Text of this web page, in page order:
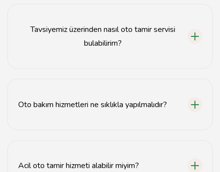
Tavsiyemiz üzerinden nasıl oto tamir servisi
bulabilirim?
Oto bakım hizmetleri ne sıklıkla yapılmalıdır?
Acil oto tamir hizmeti alabilir miyim?